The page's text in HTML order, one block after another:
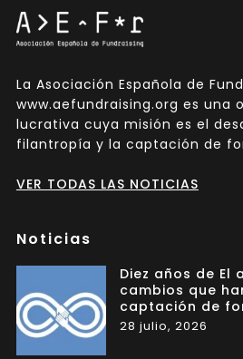
La Asociación Española de
www.aefundraising.org es una
lucrativa cuya misión es el
filantropía y la captación de
VER TODAS LAS NOTICIAS
Noticias
Diez años de El
cambios que
captación de
28 julio, 2026